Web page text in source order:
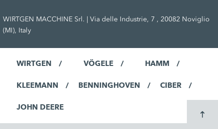
WIRTGEN MACCHINE Srl. | Via delle Industrie, 7 , 20082 Noviglio
(MI), Italy
WIRTGEN VÖGELE HAMM
KLEEMANN BENNINGHOVEN CIBER
JOHN DEERE